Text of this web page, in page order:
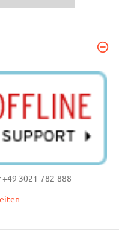
3021-782-888